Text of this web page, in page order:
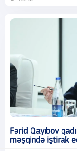
Fərid Qayıbov
məşqində iştirak